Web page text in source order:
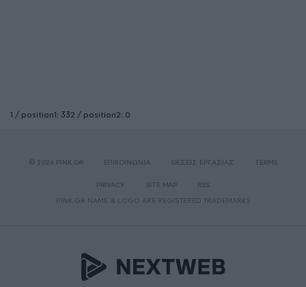
1 / position1: 332 / position2: 0
© 2026 PINK.GR ΕΠΙΚΟΙΝΩΝΙΑ ΘΕΣΕΙΣ ΕΡΓΑΣΙΑΣ TERMS
PRIVACY SITE MAP
RSS
PINK.GR NAME & LOGO ARE REGISTERED TRADEMARKS